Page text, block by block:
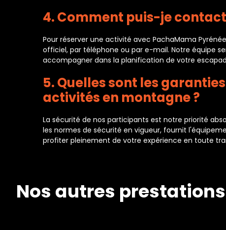
4. Comment puis-je
Pour réserver une activité avec PachaMama
officiel, par téléphone ou par e-mail. Notre équipe
accompagner dans la planification de votre
5. Quelles sont les
activités en montagne ?
La sécurité de nos participants est notre priorité
les normes de sécurité en vigueur, fournit
profiter pleinement de votre expérience en toute
Nos autres